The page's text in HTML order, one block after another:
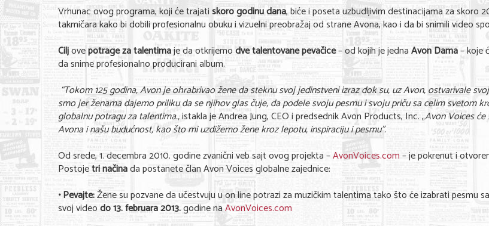
Vrhunac ovog programa, koji će trajatiskoro godinu dana, biće i poseta uzbudljivim destinacijama za skoro
takmičara kako bi dobili profesionalnu obuku i vizuelni preobražaj od strane Avona, kao i da bi snimili video
Ciljovepotrage za talentimaje da otkrijemodve talentovane pevačice– od kojih je jednaAvon Dama– koje
da snime profesionalno producirani album.
“Tokom 125 godina, Avon je ohrabrivao žene da steknu svoj jedinstveni izraz dok su, uz Avon, ostvarivale
smo jer ženama dajemo priliku da se njihov glas čuje, da podele svoju pesmu i svoju priču sa celim svetom
globalnu potragu za talentima.,istakla je Andrea Jung, CEO i predsednik Avon Products, Inc. „Avon Voices
Avona i našu budućnost, kao što mi uzdižemo žene kroz lepotu, inspiraciju i pesmu”.
Od srede, 1. decembra 2010. godine zvanični veb sajt ovog projekta –AvonVoices.com– je pokrenut i
Postojetri načinada postanete član Avon Voices globalne zajednice:
• Pevajte:Žene su pozvane da učestvuju u on line potrazi za muzičkim talentima tako što će izabrati pesmu
svoj videodo 13. februara 2013.godine naAvonVoices.com